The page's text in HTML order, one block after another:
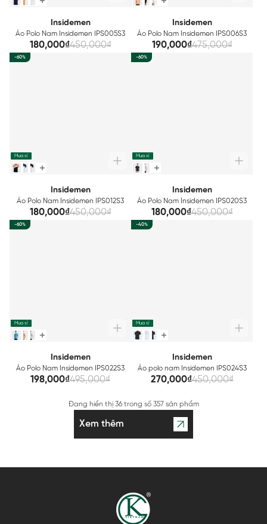
Insidemen
Áo Polo Nam Insidemen IPS005S3
180,000₫450,000₫
Insidemen
Áo Polo Nam Insidemen IPS006S3
190,000₫475,000₫
-60%
Mua sỉ
Insidemen
Áo Polo Nam Insidemen IPS012S3
180,000₫450,000₫
-60%
Mua sỉ
Insidemen
Áo Polo Nam Insidemen IPS020S3
180,000₫450,000₫
-60%
Mua sỉ
Insidemen
Áo Polo Nam Insidemen IPS022S3
198,000₫495,000₫
-40%
Mua sỉ
Insidemen
Áo polo nam Insidemen IPS024S3
270,000₫450,000₫
Đang hiển thị 36trong số 357 sản phẩm
Xem thêm